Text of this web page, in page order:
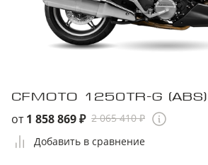
CFMOTO 1250TR-G (ABS)
от1 858 869 ₽ 2 065 410 ₽
Добавить в сравнение